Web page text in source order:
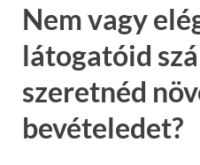
Nem vagy
látogatóid
szeretnéd
bevételedet?